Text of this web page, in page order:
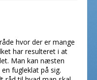
hvor der er mange
har resulteret i at
Man kan næsten
fugleklat på sig.